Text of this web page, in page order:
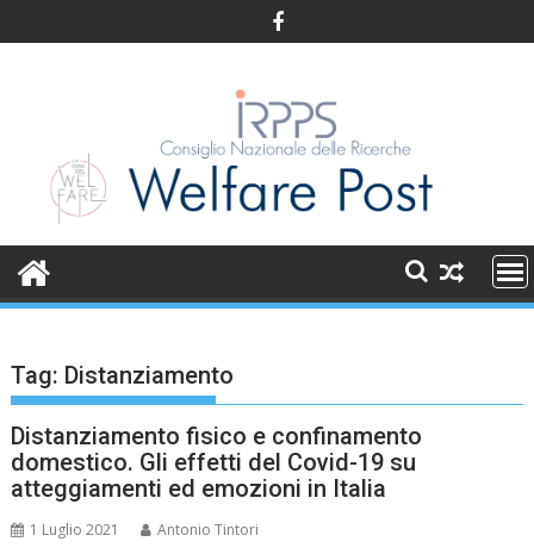
to
Tag: Distanziamento
Distanziamento fisico e confinamento
domestico. Gli effetti del Covid-19 su
atteggiamenti ed emozioni in Italia
1 Luglio 2021 Antonio Tintori